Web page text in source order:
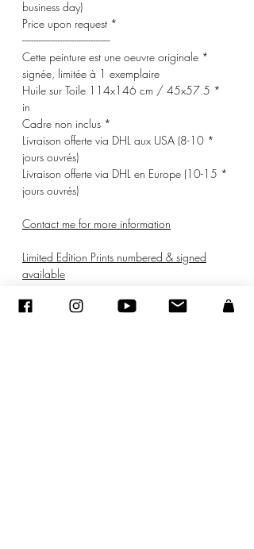
business day)
* Price upon request
-------------------------------------
* Cette peinture est une oeuvre originale
signée, limitée à 1 exemplaire
* Huile sur Toile 114x146 cm / 45x57.5
in
* Cadre non inclus
* Livraison offerte via DHL aux USA (8-10
jours ouvrés)
* Livraison offerte via DHL en Europe (10-15
jours ouvrés)
Contact me for more information
Limited Edition Prints numbered & signed
available